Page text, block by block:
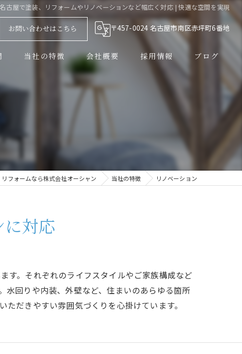
名古屋で塗装、リフォームやリノベーションなど幅広く対応 | 快適な空間を実現
お問い合わせはこちら 〒457-0024 名古屋市南区赤坪町6番地
当社の特徴
外壁塗装
水回り
リノベーション
会社概要 採用情報 ブログ
フォームなら株式会社オーシャン 当社の特徴 リノベーション
対応
す。それぞれのライフスタイルやご家族構成など
水回りや内装、外壁など、住まいのあらゆる箇所
だきやすい雰囲気づくりを心掛けています。